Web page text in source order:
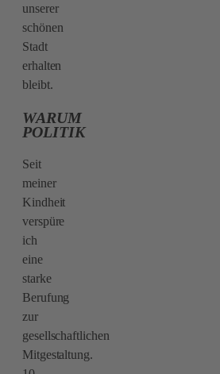
unserer
schönen
Stadt
erhalten
bleibt.
WARUM
POLITIK
Seit
meiner
Kindheit
verspüre
ich
eine
starke
Berufung
zur
gesellschaftlichen
Mitgestaltung.